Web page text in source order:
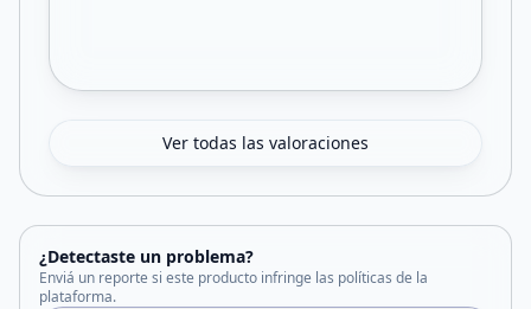
Ver todas las valoraciones
¿Detectaste un problema?
Enviá un reporte si este producto infringe las políticas de la
plataforma.